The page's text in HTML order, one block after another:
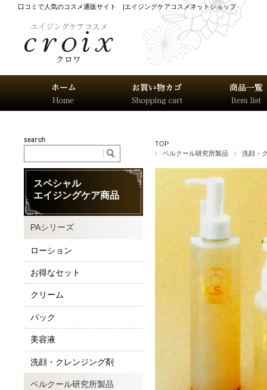
口コミで人気のコスメ通販サイト |エイジングケアコスメネットショップ
TOP
ベルクール研究所製品
洗顔・
スペシャル
エイジングケア商品
PAシリーズ
ローション
お得なセット
クリーム
パック
美容液
洗顔・クレンジング剤
ベルクール研究所製品